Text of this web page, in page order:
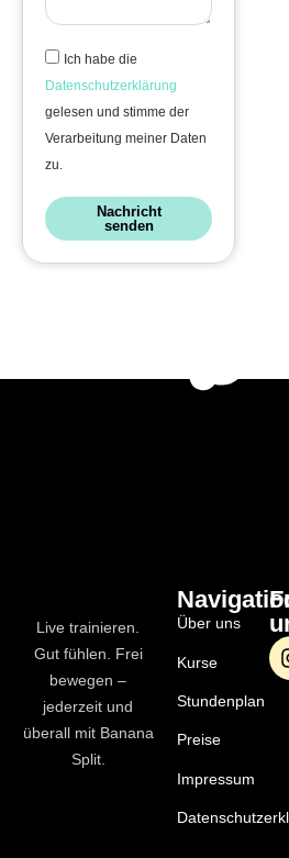
Ich habe die
Datenschutzerklärung
gelesen und stimme der
Verarbeitung meiner Daten
zu.
Nachricht
senden
Live trainieren.
Gut fühlen. Frei
bewegen –
jederzeit und
überall mit Banana
Split.
Über uns
Kurse
Stundenplan
Preise
Impressum